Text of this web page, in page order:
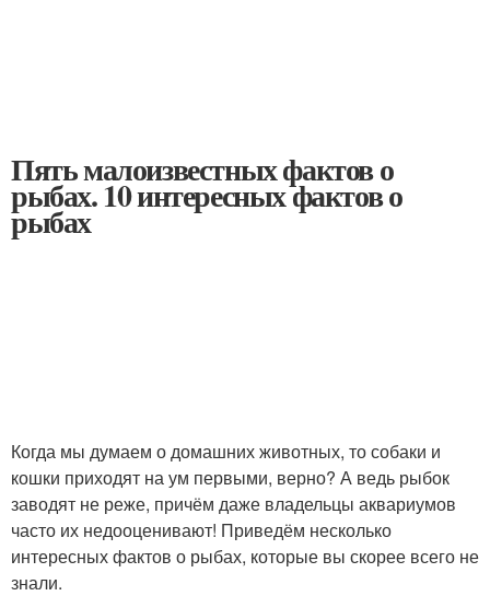
Пять малоизвестных фактов о
рыбах. 10 интересных фактов о
рыбах
Когда мы думаем о домашних животных, то собаки и
кошки приходят на ум первыми, верно? А ведь рыбок
заводят не реже, причём даже владельцы аквариумов
часто их недооценивают! Приведём несколько
интересных фактов о рыбах, которые вы скорее всего не
знали.